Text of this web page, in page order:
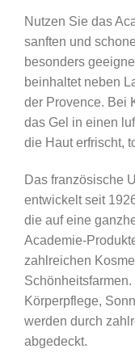
Nutzen Sie das
sanften und
besonders
beinhaltet neben
der Provence. Bei
das Gel in einen
die Haut erfrischt,
Das französische
entwickelt seit
die auf eine
Academie-
zahlreichen
Körperpflege,
werden durch
abgedeckt.